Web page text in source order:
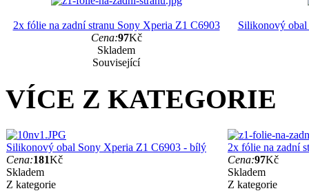
2x fólie na zadní stranu Sony Xperia Z1 C6903
Cena:97Kč
Skladem
Související
Silikonový
VÍCE Z KATEGORIE
Silikonový obal Sony Xperia Z1 C6903 - bílý
Cena:181Kč
Skladem
Z kategorie
2x fólie na zadní
Cena:97Kč
Skladem
Z kategorie